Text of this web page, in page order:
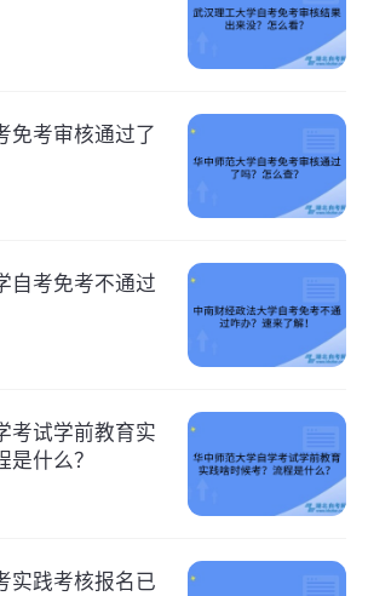
免考审核通过了
自考免考不通过
考试学前教育实
什么？
实践考核报名已